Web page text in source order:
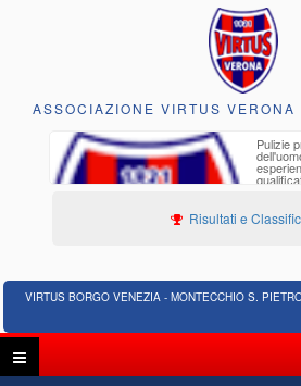
ASSOCIAZIONE VIRTUS VERONA
Pulizie
Risultati e
VIRTUS BORGO VENEZIA - MONTECCHIO S.